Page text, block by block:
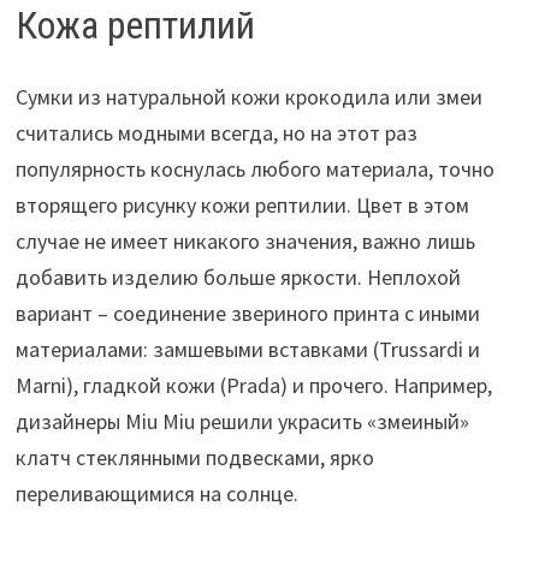
Кожа рептилий
Сумки из натуральной кожи крокодила или змеи
считались модными всегда, но на этот раз
популярность коснулась любого материала, точно
вторящего рисунку кожи рептилии. Цвет в этом
случае не имеет никакого значения, важно лишь
добавить изделию больше яркости. Неплохой
вариант – соединение звериного принта с иными
материалами: замшевыми вставками (Trussardi и
Marni), гладкой кожи (Prada) и прочего. Например,
дизайнеры Miu Miu решили украсить «змеиный»
клатч стеклянными подвесками, ярко
переливающимися на солнце.